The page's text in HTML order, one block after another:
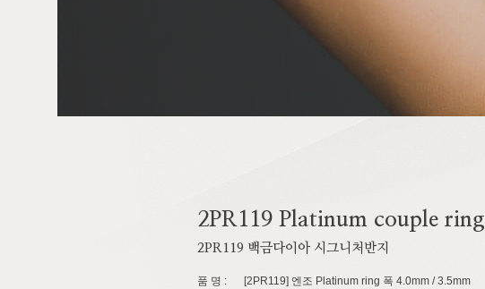
2PR119 Platinum couple ring
2PR119 백금다이아 시그니처반지
품 명 :
[2PR119] 엔조 Platinum ring 폭 4.0mm / 3.5mm